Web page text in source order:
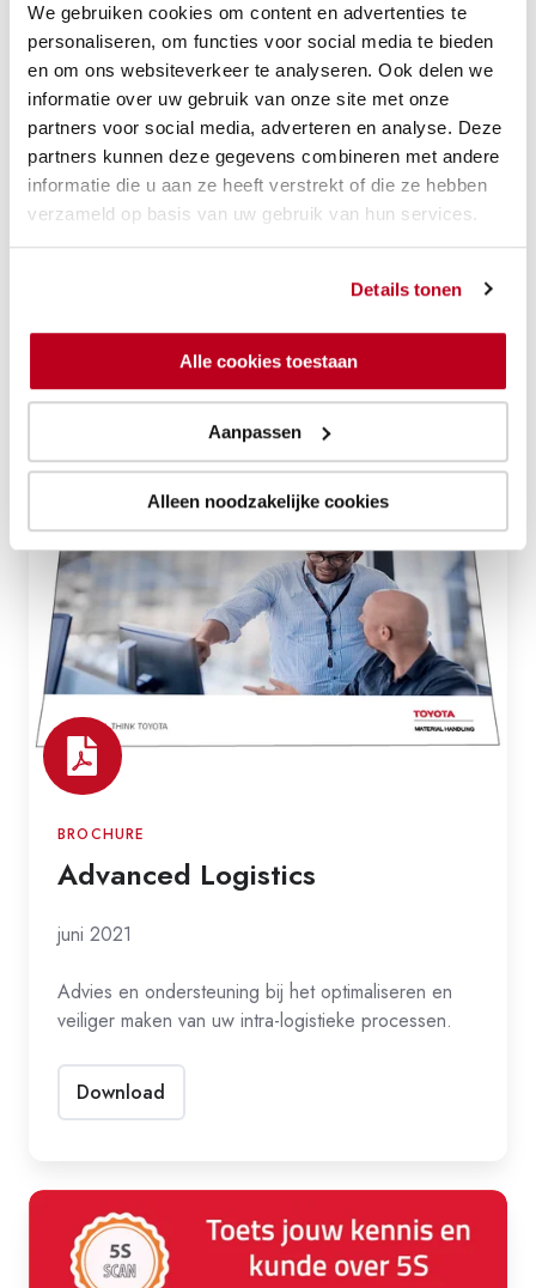
We gebruiken cookies om content en advertenties te
personaliseren, om functies voor social media te bieden
en om ons websiteverkeer te analyseren. Ook delen we
informatie over uw gebruik van onze site met onze
partners voor social media, adverteren en analyse. Deze
partners kunnen deze gegevens combineren met andere
informatie die u aan ze heeft verstrekt of die ze hebben
verzameld op basis van uw gebruik van hun services.
Details tonen
Alle cookies toestaan
Aanpassen
Alleen noodzakelijke cookies
TRENDRAPPORT
Trendrapport 2022
februari 2023
Tweejaarlijkse rapport over trends en
Download
Logistics
BROCHURE
Advanced Logistics
juni 2021
Advies en ondersteuning bij het optimaliseren en
veiliger maken van uw intra-logistieke processen.
Download
5S
quick